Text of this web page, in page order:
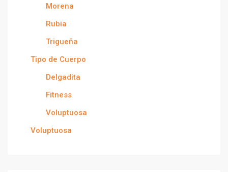
Morena
Rubia
Trigueña
Tipo de Cuerpo
Delgadita
Fitness
Voluptuosa
Voluptuosa